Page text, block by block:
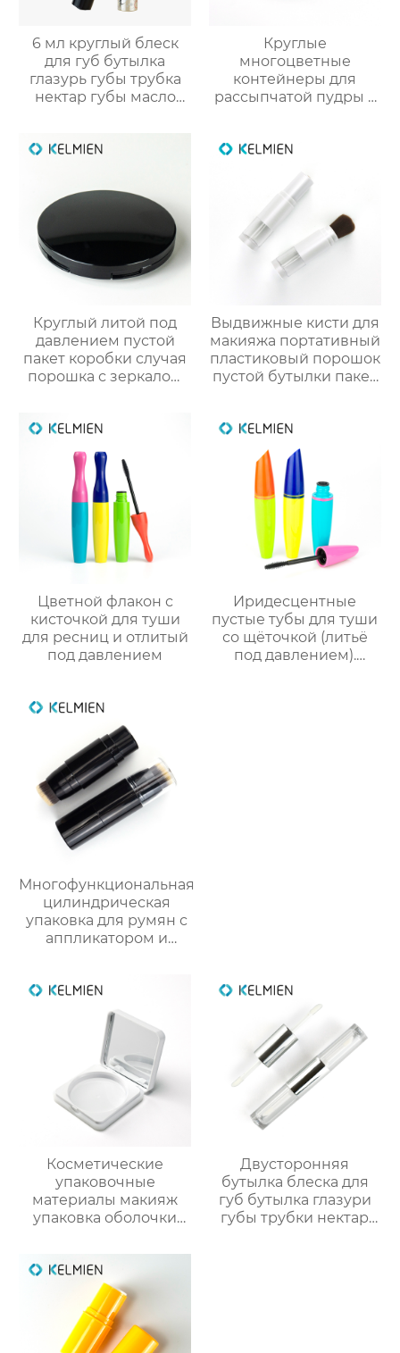
6 мл круглый блеск
для губ бутылка
глазурь губы трубка
нектар губы масло
упаковка маркировка
Круглые
многоцветные
контейнеры для
рассыпчатой пудры с
оптовые продажи
Круглый литой под
давлением пустой
пакет коробки случая
порошка с зеркалом
Выдвижные кисти для
макияжа портативный
пластиковый порошок
пустой бутылки пакет
Цветной флакон с
кисточкой для туши
для ресниц и отлитый
под давлением
Иридесцентные
пустые тубы для туши
со щёточкой (литьё
под давлением).
Многофункциональная
цилиндрическая
упаковка для румян с
аппликатором и
Косметические
упаковочные
материалы макияж
упаковка оболочки
сформулированы
фундамент оболочки
защелки крышка
глянцевый УФ
квадратных
пластиковых оболочек
Двусторонняя
бутылка блеска для
губ бутылка глазури
губы трубки нектар